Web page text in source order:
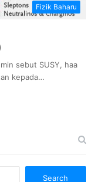
Fizik Baharu
sebut SUSY, haa
kepada…